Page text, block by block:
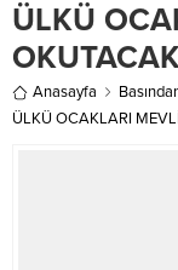
ÜLKÜ
Anasayfa
ÜLKÜ OCAKLARI